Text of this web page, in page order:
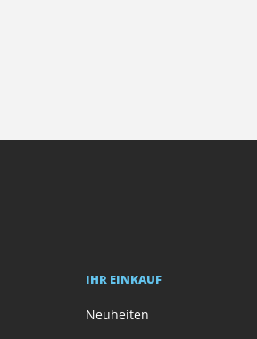
IHR EINKAUF
Neuheiten